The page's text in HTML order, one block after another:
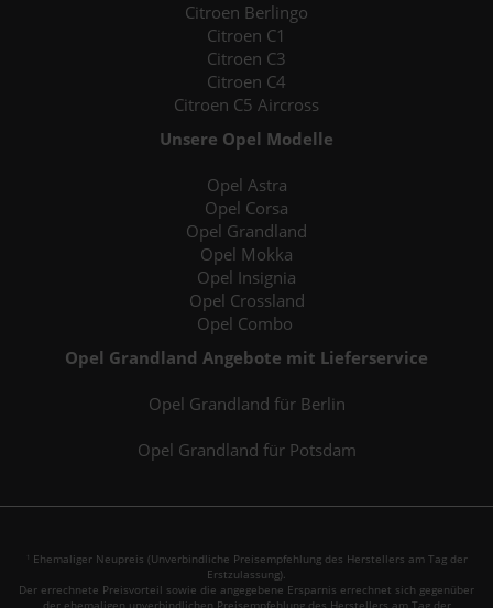
Citroen Berlingo
Citroen C1
Citroen C3
Citroen C4
Citroen C5 Aircross
Unsere Opel Modelle
Opel Astra
Opel Corsa
Opel Grandland
Opel Mokka
Opel Insignia
Opel Crossland
Opel Combo
Opel Grandland Angebote mit Lieferservice
Opel Grandland für Berlin
Opel Grandland für Potsdam
1 Ehemaliger Neupreis (Unverbindliche Preisempfehlung des Herstellers am Tag der
Erstzulassung).
Der errechnete Preisvorteil sowie die angegebene Ersparnis errechnet sich gegenüber